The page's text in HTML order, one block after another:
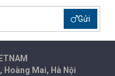
Gửi
Hoàng Mai, Hà Nội